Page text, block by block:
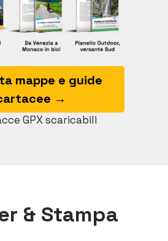
mappe e guide
→
GPX scaricabili
& Stampa